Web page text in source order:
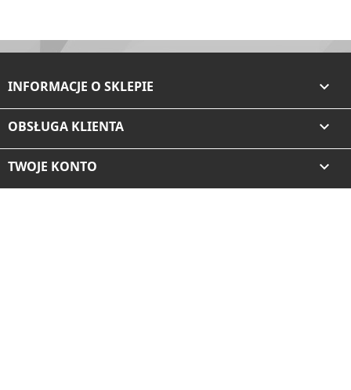
INFORMACJE O SKLEPIE 
OBSŁUGA KLIENTA 
TWOJE KONTO 